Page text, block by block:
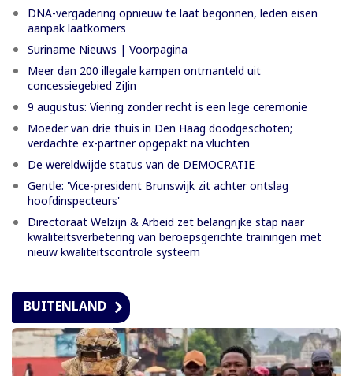
DNA-vergadering opnieuw te laat begonnen, leden eisen
aanpak laatkomers
Suriname Nieuws | Voorpagina
Meer dan 200 illegale kampen ontmanteld uit
concessiegebied ZiJin
9 augustus: Viering zonder recht is een lege ceremonie
Moeder van drie thuis in Den Haag doodgeschoten;
verdachte ex-partner opgepakt na vluchten
De wereldwijde status van de DEMOCRATIE
Gentle: 'Vice-president Brunswijk zit achter ontslag
hoofdinspecteurs'
Directoraat Welzijn & Arbeid zet belangrijke stap naar
kwaliteitsverbetering van beroepsgerichte trainingen met
nieuw kwaliteitscontrole systeem
BUITENLAND